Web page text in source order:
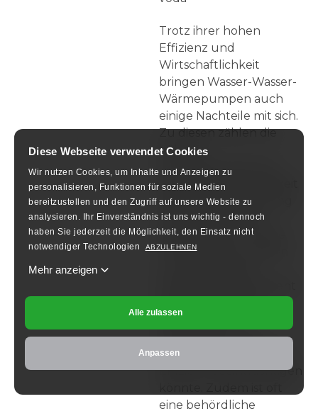
Diese Webseite verwendet Cookies
Wir nutzen Cookies, um Inhalte und Anzeigen zu
personalisieren, Funktionen für soziale Medien
bereitzustellen und den Zugriff auf unsere Website zu
analysieren.
Ihr Einverständnis ist uns wichtig - dennoch
haben Sie jederzeit die Möglichkeit, den Einsatz nicht
notwendiger Technologien
ABZULEHNEN
Mehr anzeigen
Alle zulassen
Anpassen
Trotz ihrer hohen
Effizienz und
Wirtschaftlichkeit
bringen Wasser-Wasser-
Wärmepumpen auch
einige Nachteile mit sich.
Zu diesen zählen die
höheren
Anfangsinvestitionen
sowie die Notwendigkeit
regelmäßiger Wartung
und Reinigung des
Filtersystems, um eine
reibungslose Funktion
Wasserquelle
verschmutzt oder
erschöpft wird, was die
Effizienz beeinträchtigen
eine behördliche